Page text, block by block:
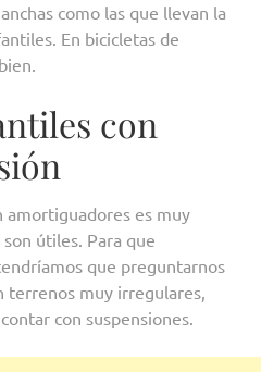
como las que llevan la
En bicicletas de
con
amortiguadores es muy
útiles. Para que
que preguntarnos
terrenos muy irregulares,
con suspensiones.